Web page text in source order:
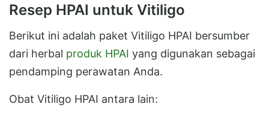
Resep HPAI untuk Vitiligo
Berikut ini adalah paket Vitiligo HPAI bersumber
dari herbal produk HPAI yang digunakan sebagai
pendamping perawatan Anda.
Obat Vitiligo HPAI antara lain: